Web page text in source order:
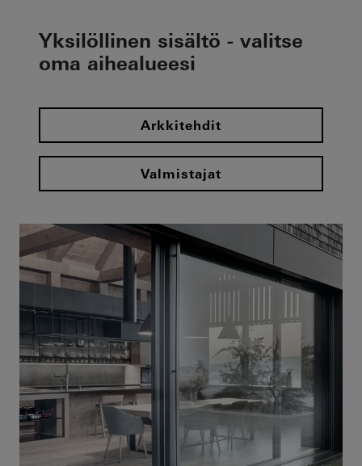
Yksilöllinen sisältö - valitse
oma aihealueesi
Arkkitehdit
Valmistajat